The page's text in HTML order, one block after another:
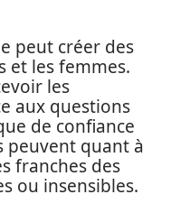
peut créer des
et les femmes.
les
aux questions
de confiance
peuvent quant à
franches des
ou insensibles.